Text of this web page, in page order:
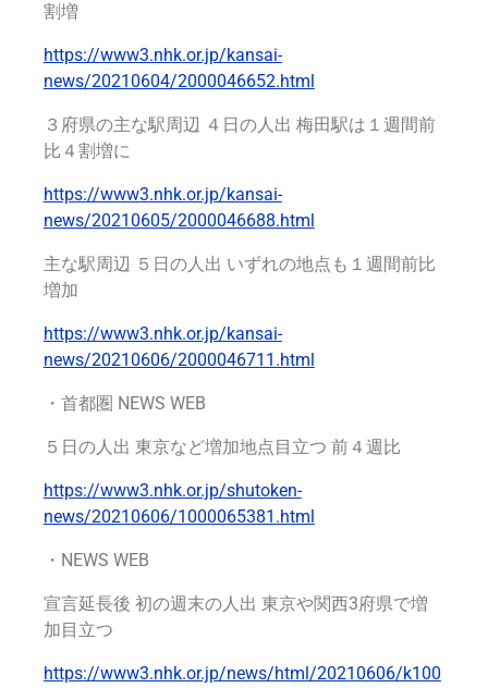
割増
https://www3.nhk.or.jp/kansai-
news/20210604/2000046652.html
３府県の主な駅周辺 ４日の人出 梅田駅は１週間前
比４割増に
https://www3.nhk.or.jp/kansai-
news/20210605/2000046688.html
主な駅周辺 ５日の人出 いずれの地点も１週間前比
増加
https://www3.nhk.or.jp/kansai-
news/20210606/2000046711.html
・首都圏 NEWS WEB
５日の人出 東京など増加地点目立つ 前４週比
https://www3.nhk.or.jp/shutoken-
news/20210606/1000065381.html
・NEWS WEB
宣言延長後 初の週末の人出 東京や関西3府県で増
加目立つ
https://www3.nhk.or.jp/news/html/20210606/k100